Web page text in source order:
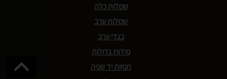
שמלות כלה
שמלות ערב
בגדי ערב
מידות גדולות
חנויות יד שניה